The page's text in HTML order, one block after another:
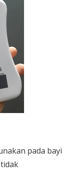
pada bayi